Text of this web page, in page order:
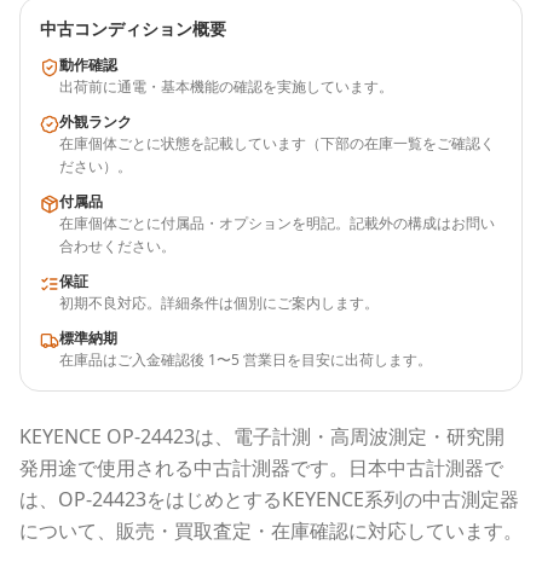
中古コンディション概要
動作確認
出荷前に通電・基本機能の確認を実施しています。
外観ランク
在庫個体ごとに状態を記載しています（下部の在庫一覧をご確認く
ださい）。
付属品
在庫個体ごとに付属品・オプションを明記。記載外の構成はお問い
合わせください。
保証
初期不良対応。詳細条件は個別にご案内します。
標準納期
在庫品はご入金確認後 1〜5 営業日を目安に出荷します。
KEYENCE OP-24423は、電子計測・高周波測定・研究開
発用途で使用される中古計測器です。 日本中古計測器で
は、 OP-24423をはじめとするKEYENCE系列の中古測定器
について、販売・買取査定・在庫確認に対応しています。